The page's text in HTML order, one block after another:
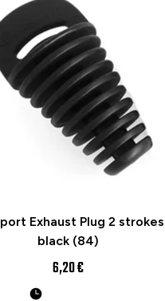
Exhaust Plug 2 strokes
black (84)
6,20 €